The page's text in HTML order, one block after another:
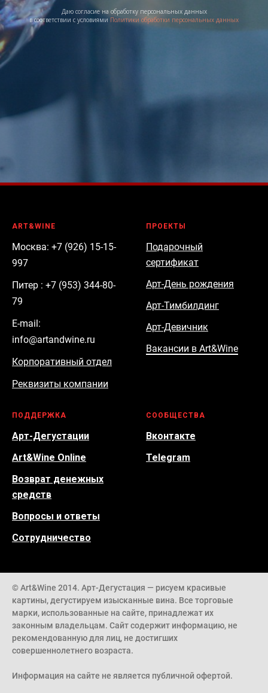
Даю согласие на обработку персональных данных
в соответствии с условиями Политики обработки персональных данных
ART&WINE
Москва: +7 (926) 15-15-
997
Питер : +7 (953) 344-80-
79
E-mail:
info@artandwine.ru
Корпоративный отдел
Реквизиты компании
ПРОЕКТЫ
Подарочный
сертификат
Арт-День рождения
Арт-Тимбилдинг
Арт-Девичник
Вакансии в Art&Wine
ПОДДЕРЖКА
Арт-Дегустации
Art&Wine Online
Возврат денежных
средств
Вопросы и ответы
Сотрудничество
СООБЩЕСТВА
Вконтакте
Telegram
© Art&Wine 2014. Арт-Дегустация — рисуем красивые
картины, дегустируем изысканные вина. Все торговые
марки, использованные на сайте, принадлежат их
законным владельцам. Сайт содержит информацию, не
рекомендованную для лиц, не достигших
совершеннолетнего возраста.
Информация на сайте не является публичной офертой.